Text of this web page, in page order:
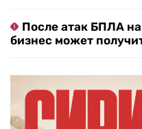
После атак БПЛА
бизнес может